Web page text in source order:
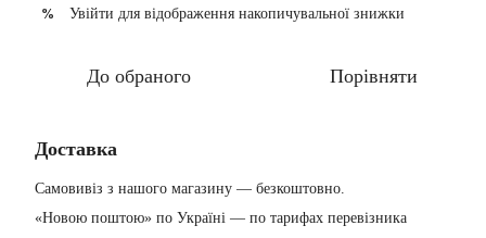
% Увійти для відображення накопичувальної знижки
До обраного Порівняти
Доставка
Самовивіз з нашого магазину — безкоштовно.
«Новою поштою» по Україні — по тарифах перевізника